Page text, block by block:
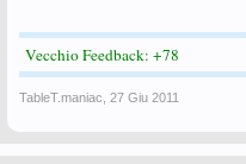
Vecchio Feedback: +78
TableT.maniac 27 Giu 2011